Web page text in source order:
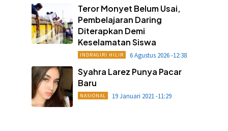
Teror Monyet Belum Usai,
Pembelajaran Daring
Diterapkan Demi
Keselamatan Siswa
INDRAGIRI HILIR 6 Agustus 2026 -12:38
Syahra Larez Punya Pacar
Baru
NASIONAL 19 Januari 2021 -11:29